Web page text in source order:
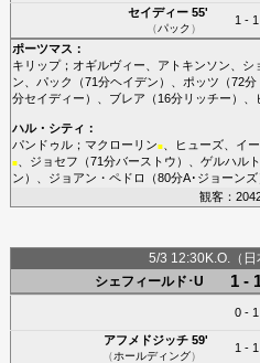
セイディー55'
（パック ）
1 - 1
ポーツマス ：
キリップ； オギルヴィー アトキンソン シ
ン
パック （71分ヘイデン ）、 ポッツ （72分
分セイディー ）、 ブレア （16分リッチー ）、
ハル・シティ ：
パンドゥル； マクローリン■、 ヒューズ、 イ
■、 ジョセフ （71分バーストウ ）、 ゲルハルト
ン ）、 ジョアン・ペドロ （80分A･ジョーンズ
観客：
5/3 12:30K.O.（日
シェフィールド･U
1 -
0 - 1
アフメドジッチ59'
（ホールディング）
1 - 1